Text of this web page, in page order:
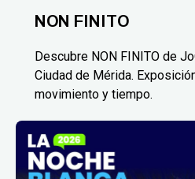
NON FINITO
Descubre NON FINITO de
Ciudad de Mérida.
movimiento y tiempo.